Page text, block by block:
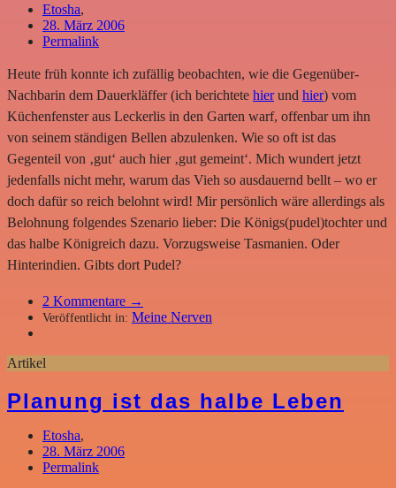
Etosha,
28. März 2006
Permalink
Heute früh konnte ich zufällig beobachten, wie die Gegenüber-
Nachbarin dem Dauerkläffer (ich berichtete hierund hier) vom
Küchenfenster aus Leckerlis in den Garten warf, offenbar um ihn
von seinem ständigen Bellen abzulenken. Wie so oft ist das
Gegenteil von ‚gut‘ auch hier ‚gut gemeint‘. Mich wundert jetzt
jedenfalls nicht mehr, warum das Vieh so ausdauernd bellt – wo er
doch dafür so reich belohnt wird! Mir persönlich wäre allerdings als
Belohnung folgendes Szenario lieber: Die Königs(pudel)tochter und
das halbe Königreich dazu. Vorzugsweise Tasmanien. Oder
Hinterindien. Gibts dort Pudel?
2 Kommentare →
Veröffentlicht in: Meine Nerven
Artikel
Planung ist das halbe Leben
Etosha,
28. März 2006
Permalink